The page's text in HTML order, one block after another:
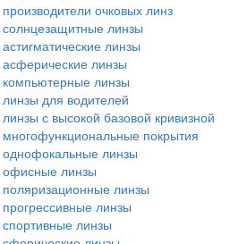
производители очковых линз
солнцезащитные линзы
астигматические линзы
асферические линзы
компьютерные линзы
линзы для водителей
линзы с высокой базовой кривизной
многофункциональные покрытия
однофокальные линзы
офисные линзы
поляризационные линзы
прогрессивные линзы
спортивные линзы